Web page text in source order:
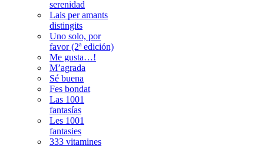
serenidad
Lais per amants
distingits
Uno solo, por
favor (2ª edición)
Me gusta…!
M’agrada
Sé buena
Fes bondat
Las 1001
fantasías
Les 1001
fantasies
333 vitamines